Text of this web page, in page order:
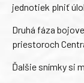
jednotiek plniť
Druhá fáza
priestoroch
Ďalšie snímky si